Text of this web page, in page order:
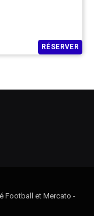
RÉSERVER
Football et Mercato -